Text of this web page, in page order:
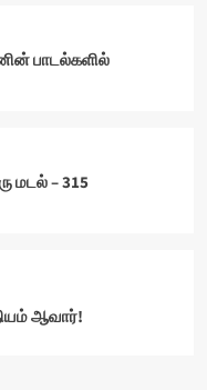
பாடல்களில்
மடல் – 315
ஆவார்!